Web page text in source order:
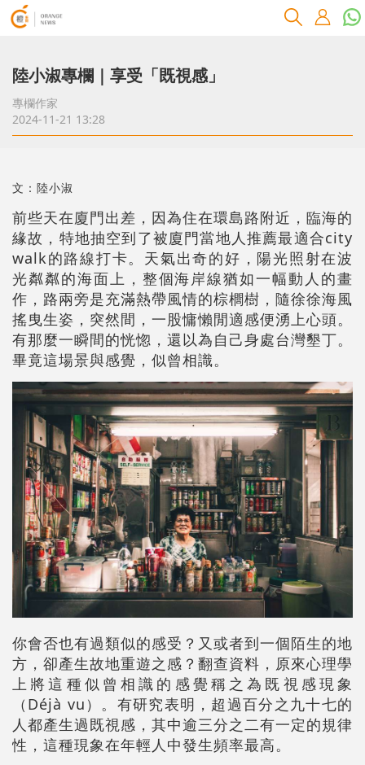
陸小淑專欄｜享受「既視感」
專欄作家
2024-11-21 13:28
文：陸小淑
前些天在廈門出差，因為住在環島路附近，臨海的
緣故，特地抽空到了被廈門當地人推薦最適合city
walk的路線打卡。天氣出奇的好，陽光照射在波
光粼粼的海面上，整個海岸線猶如一幅動人的畫
作，路兩旁是充滿熱帶風情的棕櫚樹，隨徐徐海風
搖曳生姿，突然間，一股慵懶閒適感便湧上心頭。
有那麼一瞬間的恍惚，還以為自己身處台灣墾丁。
畢竟這場景與感覺，似曾相識。
你會否也有過類似的感受？又或者到一個陌生的地
方，卻產生故地重遊之感？翻查資料，原來心理學
上將這種似曾相識的感覺稱之為既視感現象
（Déjà vu）。有研究表明，超過百分之九十七的
人都產生過既視感，其中逾三分之二有一定的規律
性，這種現象在年輕人中發生頻率最高。